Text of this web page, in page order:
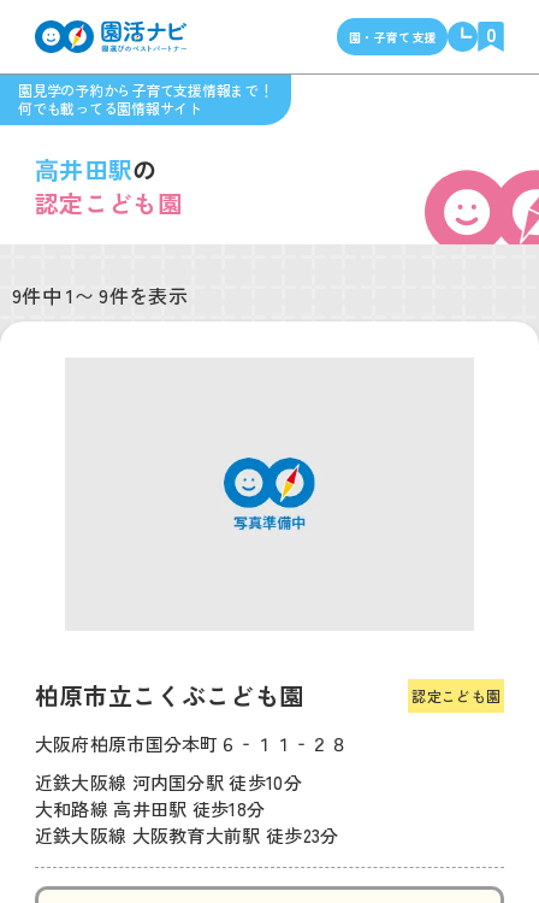
園見学の予約から子育て支援情報まで！
何でも載ってる園情報サイト
園・子育て支援 0
高井田駅の
認定こども園
9件中 1〜 9件を表示
柏原市立こくぶこども園 認定こども園
大阪府柏原市国分本町６‐１１‐２８
近鉄大阪線 河内国分駅 徒歩10分
大和路線 高井田駅 徒歩18分
近鉄大阪線 大阪教育大前駅 徒歩23分